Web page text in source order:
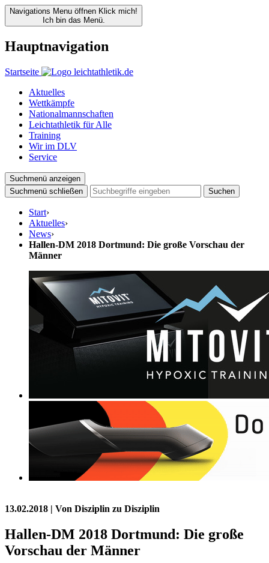
Navigations Menu öffnen Klick mich!
Ich bin das Menü.
Hauptnavigation
Startseite
Aktuelles
Wettkämpfe
Nationalmannschaften
Leichtathletik für Alle
Training
Wir im DLV
Service
Suchmenü anzeigen
Suchmenü schließen
Suchen
Start›
Aktuelles›
News›
Hallen-DM 2018 Dortmund: Die große Vorschau der
Männer
13.02.2018 | Von Disziplin zu Disziplin
Hallen-DM 2018 Dortmund: Die große
Vorschau der Männer